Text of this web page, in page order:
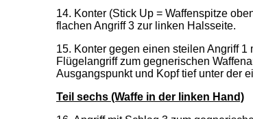
14. Konter (Stick Up = Waffenspitze
flachen Angriff 3 zur linken Halsseite.
15. Konter gegen einen steilen Angriff
Flügelangriff zum gegnerischen
Ausgangspunkt und Kopf tief unter der
Teil sechs (Waffe in der linken Hand)